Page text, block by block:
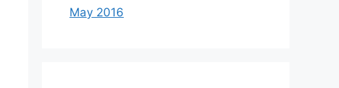
May 2016